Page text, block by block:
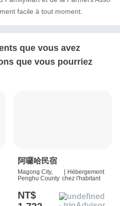
facile à tout moment.
que vous avez
que vous pourriez
阿囉哈民宿
Magong City,
Penghu County
Hébergement
chez l'habitant
NT$